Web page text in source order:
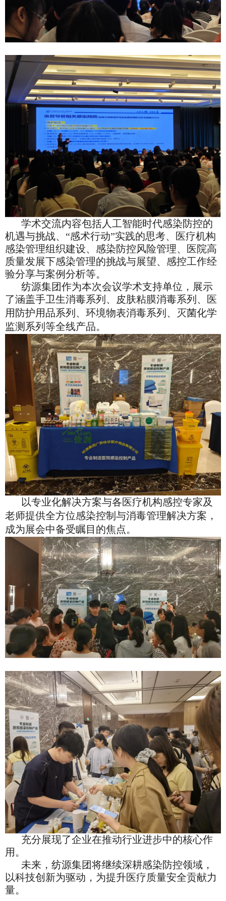
学术交流内容包括人工智能时代感染防控的
机遇与挑战、 “感术行动”实践的思考、医疗机构
感染管理组织建设、感染防控风险管理、医院高
质量发展下感染管理的挑战与展望、感控工作经
验分享与案例分析等。
纺源集团作为本次会议学术支持单位，展示
了涵盖手卫生消毒系列 、 皮肤粘膜消毒系列 、医
用防护用品系列 、 环境物表消毒系列、灭菌化学
监测系列 等全线产品。
以专业化解决方案与各医疗机构感控专家及
老师提供全方位感染控制与消毒管理解决方案 ，
成为展会中备受瞩目的焦点。
充分展现了企业在推动行业进步中的核心作
用。
未来，纺源集团将继续深耕感染防控领域，
以科技创新为驱动，为提升医疗质量安全贡献力
量。